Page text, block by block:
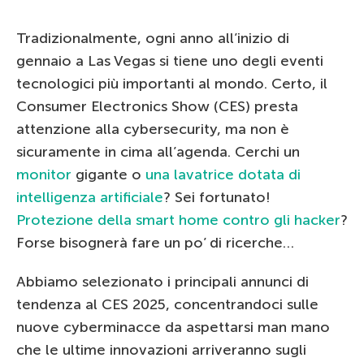
Tradizionalmente, ogni anno all’inizio di
gennaio a Las Vegas si tiene uno degli eventi
tecnologici più importanti al mondo. Certo, il
Consumer Electronics Show (CES) presta
attenzione alla cybersecurity, ma non è
sicuramente in cima all’agenda. Cerchi un
monitor gigante o una lavatrice dotata di
intelligenza artificiale? Sei fortunato!
Protezione della smart home contro gli hacker?
Forse bisognerà fare un po’ di ricerche…
Abbiamo selezionato i principali annunci di
tendenza al CES 2025, concentrandoci sulle
nuove cyberminacce da aspettarsi man mano
che le ultime innovazioni arriveranno sugli